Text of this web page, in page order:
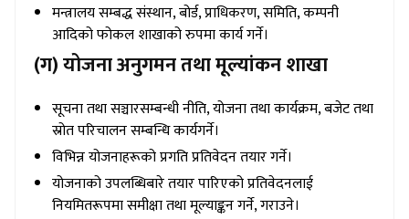
मन्त्रालय सम्बद्ध संस्थान, बोर्ड, प्राधिकरण, समिति, कम्पनी
आदिको फोकल शाखाको रुपमा कार्य गर्ने।
(ग) योजना अनुगमन तथा मूल्यांकन शाखा
सूचना तथा सञ्चारसम्बन्धी नीति, योजना तथा कार्यक्रम, बजेट तथा
स्रोत परिचालन सम्बन्धि कार्यगर्ने।
विभिन्न योजनाहरूको प्रगति प्रतिवेदन तयार गर्ने।
योजनाको उपलब्धिबारे तयार पारिएको प्रतिवेदनलाई
नियमितरूपमा समीक्षा तथा मूल्याङ्कन गर्ने, गराउने।